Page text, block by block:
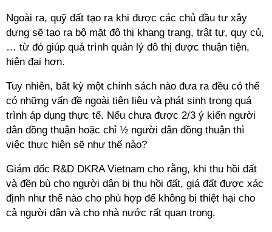
Ngoài ra, quỹ đất tạo ra khi được các chủ đầu tư xây
dựng sẽ tạo ra bộ mặt đô thị khang trang, trật tự, quy củ,
… từ đó giúp quá trình quản lý đô thị được thuận tiện,
hiện đại hơn.
Tuy nhiên, bất kỳ một chính sách nào đưa ra đều có thể
có những vấn đề ngoài tiên liệu và phát sinh trong quá
trình áp dụng thực tế. Nếu chưa được 2/3 ý kiến người
dân đồng thuận hoặc chỉ ½ người dân đồng thuận thì
việc thực hiện sẽ như thế nào?
Giám đốc R&D DKRA Vietnam cho rằng, khi thu hồi đất
và đền bù cho người dân bị thu hồi đất, giá đất được xác
định như thế nào cho phù hợp để không bị thiệt hại cho
cả người dân và cho nhà nước rất quan trọng.